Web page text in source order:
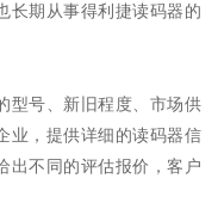
长期从事得利捷读码器的
型号、新旧程度、市场供
业，提供详细的读码器信
出不同的评估报价，客户